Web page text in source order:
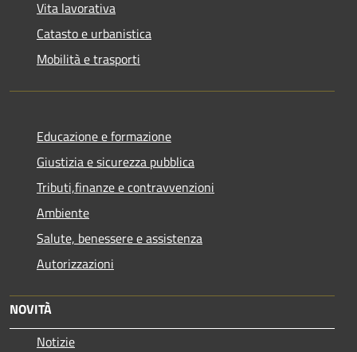
Vita lavorativa
Catasto e urbanistica
Mobilità e trasporti
Educazione e formazione
Giustizia e sicurezza pubblica
Tributi,finanze e contravvenzioni
Ambiente
Salute, benessere e assistenza
Autorizzazioni
NOVITÀ
Notizie